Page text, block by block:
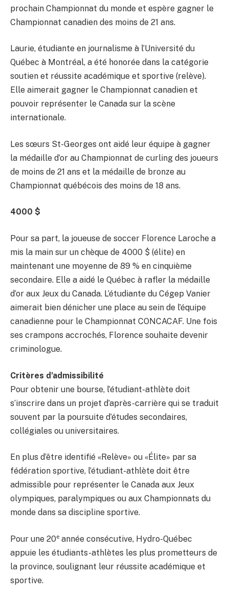
prochain Championnat du monde et espère gagner le
Championnat canadien des moins de 21 ans.
Laurie, étudiante en journalisme à l’Université du
Québec à Montréal, a été honorée dans la catégorie
soutien et réussite académique et sportive (relève).
Elle aimerait gagner le Championnat canadien et
pouvoir représenter le Canada sur la scène
internationale.
Les sœurs St-Georges ont aidé leur équipe à gagner
la médaille d’or au Championnat de curling des joueurs
de moins de 21 ans et la médaille de bronze au
Championnat québécois des moins de 18 ans.
4000 $
Pour sa part, la joueuse de soccer Florence Laroche a
mis la main sur un chèque de 4000 $ (élite) en
maintenant une moyenne de 89 % en cinquième
secondaire. Elle a aidé le Québec à rafler la médaille
d’or aux Jeux du Canada. L’étudiante du Cégep Vanier
aimerait bien dénicher une place au sein de l’équipe
canadienne pour le Championnat CONCACAF. Une fois
ses crampons accrochés, Florence souhaite devenir
criminologue.
Critères d’admissibilité
Pour obtenir une bourse, l’étudiant-athlète doit
s’inscrire dans un projet d’après-carrière qui se traduit
souvent par la poursuite d’études secondaires,
collégiales ou universitaires.
En plus d’être identifié «Relève» ou «Élite» par sa
fédération sportive, l’étudiant-athlète doit être
admissible pour représenter le Canada aux Jeux
olympiques, paralympiques ou aux Championnats du
monde dans sa discipline sportive.
Pour une 20e année consécutive, Hydro-Québec
appuie les étudiants-athlètes les plus prometteurs de
la province, soulignant leur réussite académique et
sportive.